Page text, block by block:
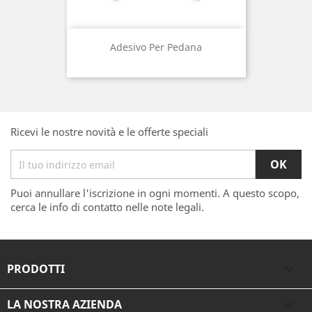
Adesivo Per Pedana
Ricevi le nostre novità e le offerte speciali
Puoi annullare l'iscrizione in ogni momenti. A questo scopo,
cerca le info di contatto nelle note legali.
PRODOTTI
LA NOSTRA AZIENDA